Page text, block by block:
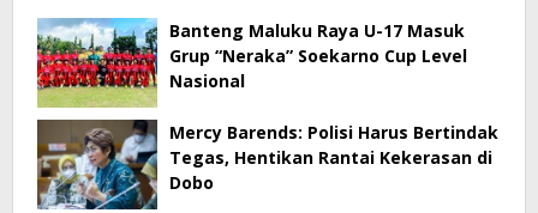
Banteng Maluku Raya U-17 Masuk
Grup “Neraka” Soekarno Cup Level
Nasional
Mercy Barends: Polisi Harus Bertindak
Tegas, Hentikan Rantai Kekerasan di
Dobo